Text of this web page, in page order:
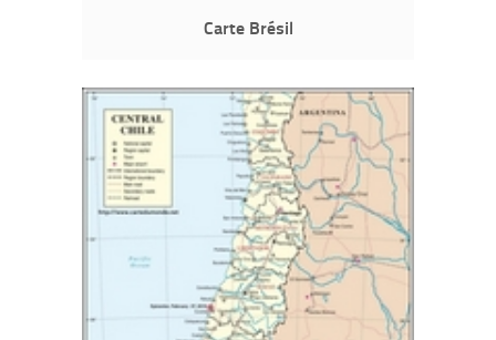
Carte Brésil